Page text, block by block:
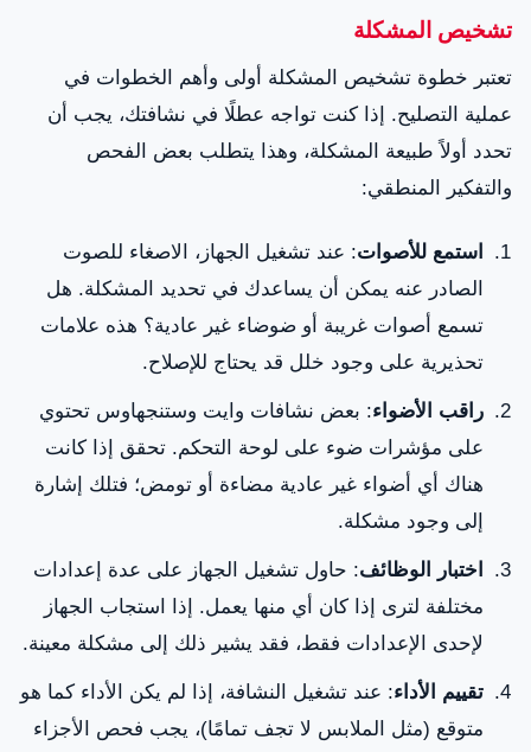
تشخيص المشكلة
تعتبر خطوة تشخيص المشكلة أولى وأهم الخطوات في
عملية التصليح. إذا كنت تواجه عطلًا في نشافتك، يجب أن
تحدد أولاً طبيعة المشكلة، وهذا يتطلب بعض الفحص
والتفكير المنطقي:
استمع للأصوات: عند تشغيل الجهاز، الاصغاء للصوت
الصادر عنه يمكن أن يساعدك في تحديد المشكلة. هل
تسمع أصوات غريبة أو ضوضاء غير عادية؟ هذه علامات
تحذيرية على وجود خلل قد يحتاج للإصلاح.
راقب الأضواء: بعض نشافات وايت وستنجهاوس تحتوي
على مؤشرات ضوء على لوحة التحكم. تحقق إذا كانت
هناك أي أضواء غير عادية مضاءة أو تومض؛ فتلك إشارة
إلى وجود مشكلة.
اختبار الوظائف: حاول تشغيل الجهاز على عدة إعدادات
مختلفة لترى إذا كان أي منها يعمل. إذا استجاب الجهاز
لإحدى الإعدادات فقط، فقد يشير ذلك إلى مشكلة معينة.
تقييم الأداء: عند تشغيل النشافة، إذا لم يكن الأداء كما هو
متوقع (مثل الملابس لا تجف تمامًا)، يجب فحص الأجزاء